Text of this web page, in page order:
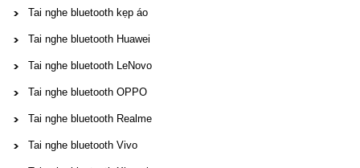
Tai nghe bluetooth kẹp áo
Tai nghe bluetooth Huawei
Tai nghe bluetooth LeNovo
Tai nghe bluetooth OPPO
Tai nghe bluetooth Realme
Tai nghe bluetooth Vivo